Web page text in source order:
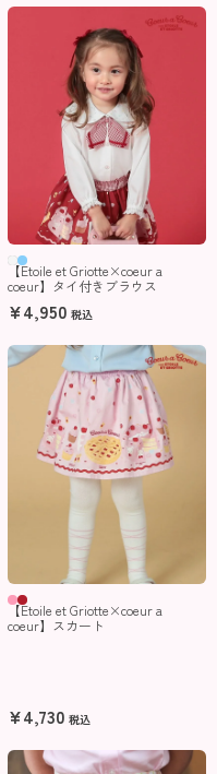
【Etoile et Griotte×coeur a
coeur】タイ付きブラウス
¥4,950 税込
【Etoile et Griotte×coeur a
coeur】スカート
¥4,730 税込